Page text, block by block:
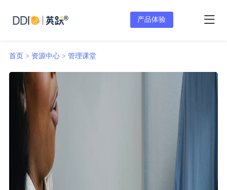
产品体验
首页 > 资源中心 > 管理课堂